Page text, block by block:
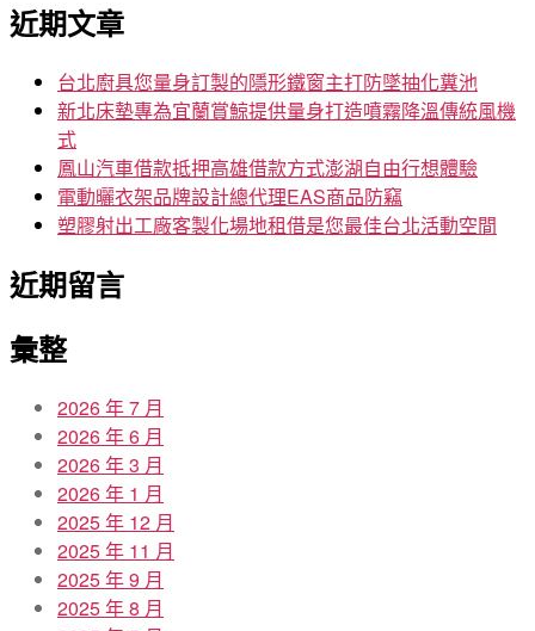
關
鍵
近期文章
台北廚具您量身訂製的隱形鐵窗主打防墜抽化糞池
新北床墊專為宜蘭賞鯨提供量身打造噴霧降溫傳統風機
式
鳳山汽車借款抵押高雄借款方式澎湖自由行想體驗
電動曬衣架品牌設計總代理EAS商品防竊
塑膠射出工廠客製化場地租借是您最佳台北活動空間
近期留言
彙整
2026 年 7 月
2026 年 6 月
2026 年 3 月
2026 年 1 月
2025 年 12 月
2025 年 11 月
2025 年 9 月
2025 年 8 月